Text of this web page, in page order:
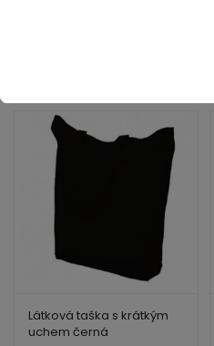
Látková taška s krátkým
uchem černá